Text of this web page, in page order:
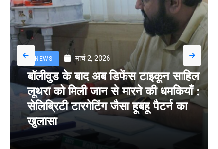
NEWS मार्च 2, 2026
बॉलीवुड के बाद अब डिफेंस टाइकून साहिल
लूथरा को मिली जान से मारने की धमकियाँ :
सेलिब्रिटी टारगेटिंग जैसा हूबहू पैटर्न का
खुलासा